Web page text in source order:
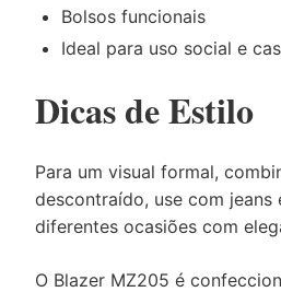
Bolsos funcionais
Ideal para uso social e
Dicas de Estilo
Para um visual formal,
descontraído, use com
diferentes ocasiões com
O Blazer MZ205 é